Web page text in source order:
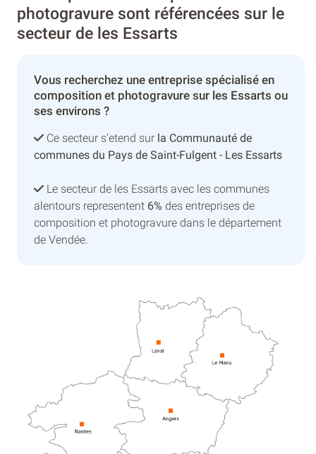
photogravure sont référencées sur le
secteur de les Essarts
Vous recherchez une entreprise spécialisé en
composition et photogravure sur les Essarts ou
ses environs ?
Ce secteur s’etend sur la Communauté de
communes du Pays de Saint-Fulgent - Les Essarts
Le secteur de les Essarts avec les communes
alentours representent 6% des entreprises de
composition et photogravure dans le département
de Vendée.